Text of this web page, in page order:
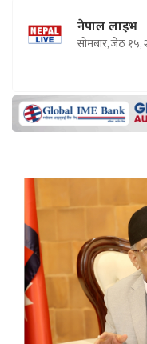
नेपाल लाइभ
सोमबार, जेठ १५,